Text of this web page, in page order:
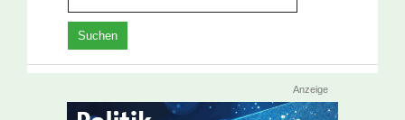
Anzeige